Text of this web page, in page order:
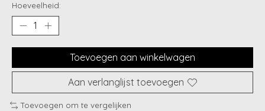
Hoeveelheid:
Toevoegen aan winkelwagen
Aan verlanglijst toevoegen
Toevoegen om te vergelijken